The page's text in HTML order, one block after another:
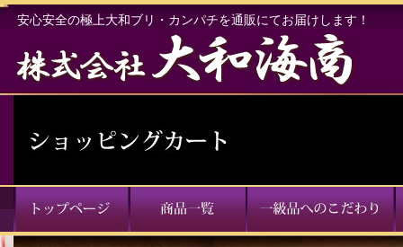
安心安全の極上大和ブリ・カンパチを通販にてお届けします！